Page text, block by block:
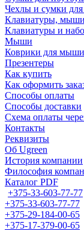
Чехлы и сумки
Клавиатуры,
Клавиатуры и
Мыши
Коврики для мыши
Презентеры
Как купить
Как оформить
Способы оплаты
Способы доставки
Схема оплаты
Контакты
Реквизиты
Об Ugreen
История компании
Философия
Каталог PDF
+375-33-603-77-77
+375-33-603-77-77
+375-29-184-00-65
+375-17-379-00-65